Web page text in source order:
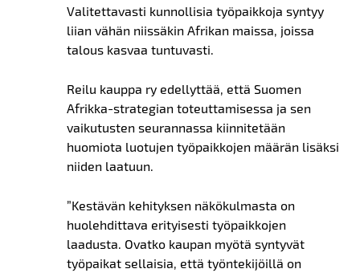
Valitettavasti kunnollisia työpaikkoja syntyy
liian vähän niissäkin Afrikan maissa, joissa
talous kasvaa tuntuvasti.
Reilu kauppa ry edellyttää, että Suomen
Afrikka-strategian toteuttamisessa ja sen
vaikutusten seurannassa kiinnitetään
huomiota luotujen työpaikkojen määrän lisäksi
niiden laatuun.
”Kestävän kehityksen näkökulmasta on
huolehdittava erityisesti työpaikkojen
laadusta. Ovatko kaupan myötä syntyvät
työpaikat sellaisia, että työntekijöillä on